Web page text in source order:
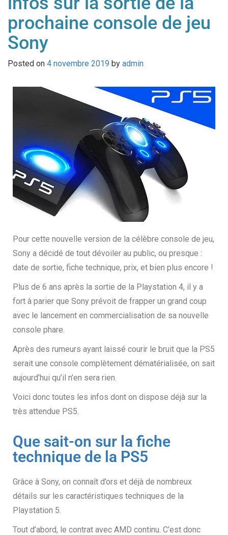
prochaine console de jeu
Sony
Posted on 4 novembre 2019 by admin
Pour cette nouvelle version de la célèbre console de jeu,
Sony a décidé de tout dévoiler au public, ou presque :
date de sortie, fiche technique, prix, et bien plus encore !
Plus de 6 ans après la sortie de la Playstation 4, il y a
fort à parier que Sony prévoit de frapper un grand coup
avec le lancement en commercialisation de sa nouvelle
console phare.
Après des rumeurs ayant laissé courir le bruit que la PS5
serait une console complètement dématérialisée, on sait
aujourd’hui qu’il n’en sera rien.
Voici donc toutes les infos dont on dispose déjà sur la
très attendue PS5.
Que sait-on sur la fiche
technique de la PS5
Grâce à Sony, on connaît d’ors et déjà de nombreux
détails sur les caractéristiques techniques de la
Playstation 5.
Tout d’abord, le contrat avec AMD continu. C’est donc